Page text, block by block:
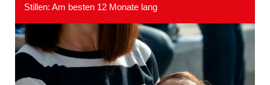
Stillen: Am besten 12 Monate lang